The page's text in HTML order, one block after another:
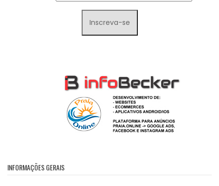
INFORMAÇÕES GERAIS